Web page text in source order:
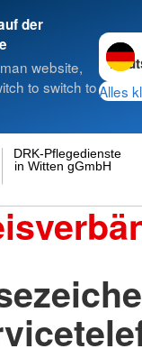
der
website,
to switch toAlles
in Witten gGmbH
DRK-Pflegedienste